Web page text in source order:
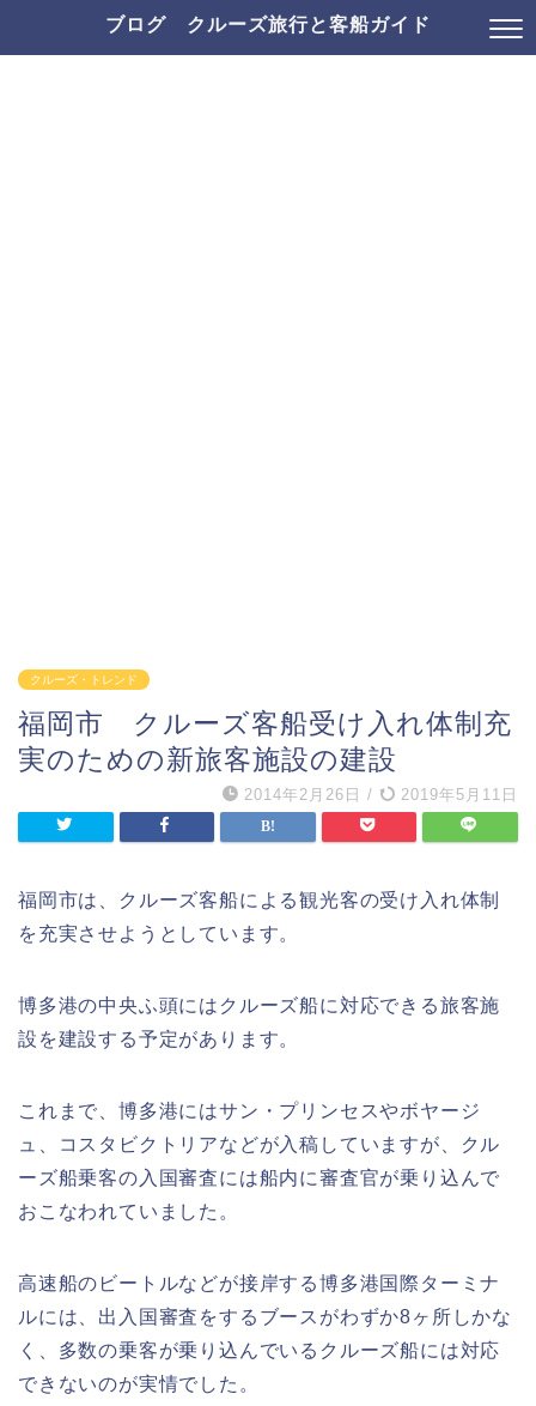
ブログ クルーズ旅行と客船ガイド
クルーズ・トレンド
福岡市 クルーズ客船受け入れ体制充
実のための新旅客施設の建設
2014年2月26日 / 2019年5月11日
福岡市は、クルーズ客船による観光客の受け入れ体制
を充実させようとしています。
博多港の中央ふ頭にはクルーズ船に対応できる旅客施
設を建設する予定があります。
これまで、博多港にはサン・プリンセスやボヤージ
ュ、コスタビクトリアなどが入稿していますが、クル
ーズ船乗客の入国審査には船内に審査官が乗り込んで
おこなわれていました。
高速船のビートルなどが接岸する博多港国際ターミナ
ルには、出入国審査をするブースがわずか8ヶ所しかな
く、多数の乗客が乗り込んでいるクルーズ船には対応
できないのが実情でした。